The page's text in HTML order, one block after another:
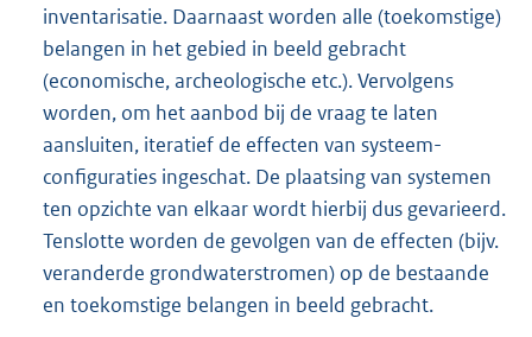
inventarisatie. Daarnaast worden alle (toekomstige)
belangen in het gebied in beeld gebracht
(economische, archeologische etc.). Vervolgens
worden, om het aanbod bij de vraag te laten
aansluiten, iteratief de effecten van systeem-
configuraties ingeschat. De plaatsing van systemen
ten opzichte van elkaar wordt hierbij dus gevarieerd.
Tenslotte worden de gevolgen van de effecten (bijv.
veranderde grondwaterstromen) op de bestaande
en toekomstige belangen in beeld gebracht.